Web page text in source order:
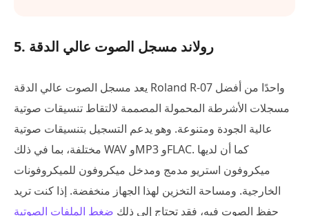
5. رولاند مسجل الصوت عالي الدقة
يعد مسجل الصوت عالي الدقة Roland R-07 واحدًا من أفضل
مسجلات الأشرطة المحمولة المصممة لالتقاط تنسيقات صوتية
عالية الجودة ومتنوعة. وهو يدعم التسجيل بتنسيقات صوتية
مختلفة، بما في ذلك WAV وMP3 وFLAC. كما أن لديها
ميكروفون استريو مدمج ومدخل ميكروفون للميكروفونات
الخارجية. ومساحة التخزين لهذا الجهاز منخفضة. إذا كنت تريد
حفظ الصوت فيه، فقد تحتاج إلى ذلك ضغط الملفات الصوتية